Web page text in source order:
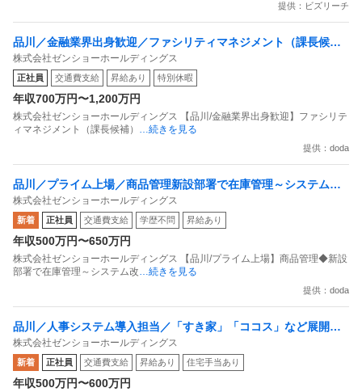
提供：ビズリーチ
品川／金融業界出身歓迎／ファシリティマネジメント（課長候
補）プライム上場／すき家・ココス等運営
株式会社ゼンショーホールディングス
正社員 交通費支給 昇給あり 特別休暇
年収700万円〜1,200万円
株式会社ゼンショーホールディングス 【品川/金融業界出身歓迎】ファシリテ
ィマネジメント（課長候補） …続きを見る
提供：doda
品川／プライム上場／商品管理新設部署で在庫管理～システム改
善等をお任せ／すき家・ココス等を運営
株式会社ゼンショーホールディングス
新着 正社員 交通費支給 学歴不問 昇給あり
年収500万円〜650万円
株式会社ゼンショーホールディングス 【品川/プライム上場】商品管理◆新設
部署で在庫管理～システム改…続きを見る
提供：doda
品川／人事システム導入担当／「すき家」「ココス」など展開の
外食No.1企業／東証プライム上場
株式会社ゼンショーホールディングス
新着 正社員 交通費支給 昇給あり 住宅手当あり
年収500万円〜600万円